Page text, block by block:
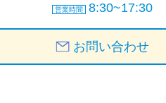
営業時間 8:30~17:30
お問い合わせ